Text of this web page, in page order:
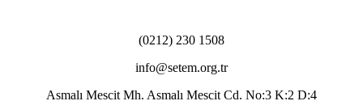
(0212) 230 1508
info@setem.org.tr
Asmalı Mescit Mh. Asmalı Mescit Cd. No:3 K:2 D:4